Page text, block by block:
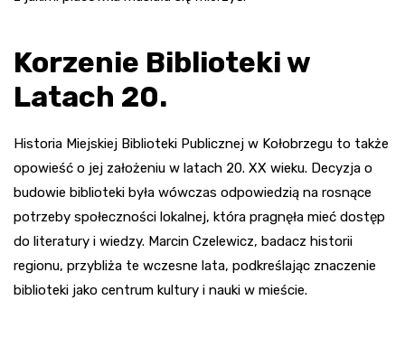
Korzenie Biblioteki w
Latach 20.
Historia Miejskiej Biblioteki Publicznej w Kołobrzegu to także
opowieść o jej założeniu w latach 20. XX wieku. Decyzja o
budowie biblioteki była wówczas odpowiedzią na rosnące
potrzeby społeczności lokalnej, która pragnęła mieć dostęp
do literatury i wiedzy. Marcin Czelewicz, badacz historii
regionu, przybliża te wczesne lata, podkreślając znaczenie
biblioteki jako centrum kultury i nauki w mieście.